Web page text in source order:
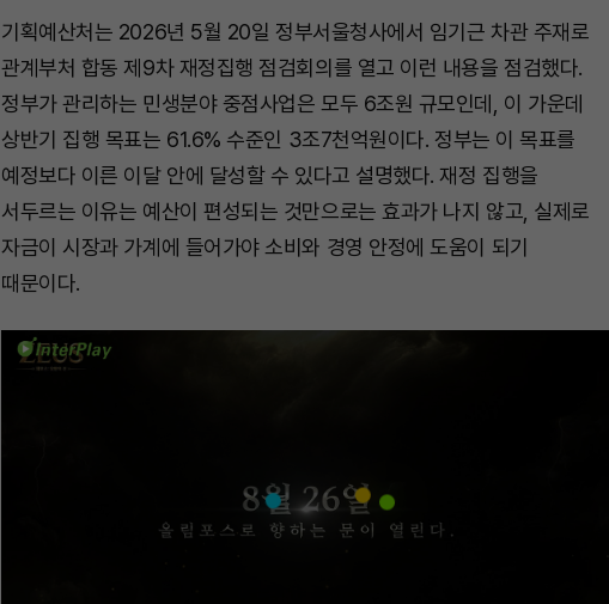
기획예산처는 2026년 5월 20일 정부서울청사에서 임기근 차관 주재로
관계부처 합동 제9차 재정집행 점검회의를 열고 이런 내용을 점검했다.
정부가 관리하는 민생분야 중점사업은 모두 6조원 규모인데, 이 가운데
상반기 집행 목표는 61.6% 수준인 3조7천억원이다. 정부는 이 목표를
예정보다 이른 이달 안에 달성할 수 있다고 설명했다. 재정 집행을
서두르는 이유는 예산이 편성되는 것만으로는 효과가 나지 않고, 실제로
자금이 시장과 가계에 들어가야 소비와 경영 안정에 도움이 되기
때문이다.